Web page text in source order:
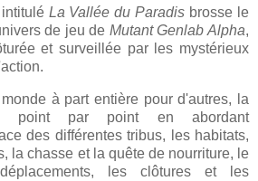
La Vallée du Paradis brosse le
de jeu de Mutant Genlab Alpha,
et surveillée par les mystérieux
à part entière pour d'autres, la
point par point en abordant
des différentes tribus, les habitats,
la chasse et la quête de nourriture, le
les clôtures et les